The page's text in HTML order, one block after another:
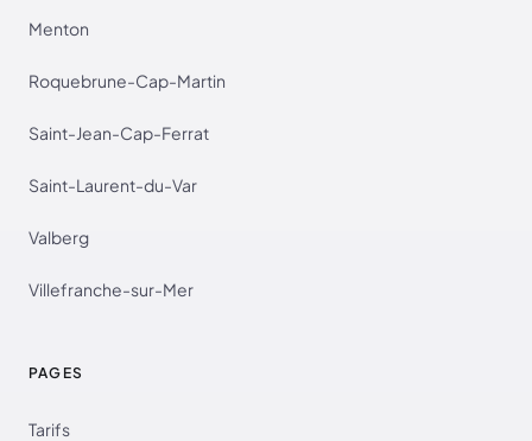
Menton
Roquebrune-Cap-Martin
Saint-Jean-Cap-Ferrat
Saint-Laurent-du-Var
Valberg
Villefranche-sur-Mer
PAGES
Tarifs